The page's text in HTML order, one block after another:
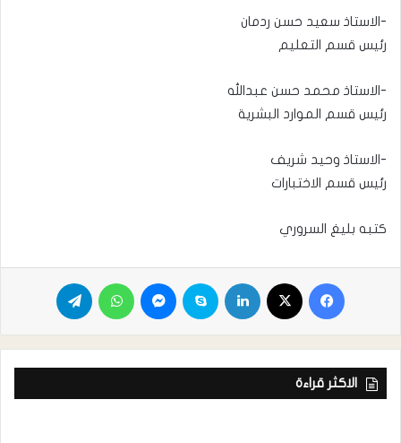
-الاستاذ سعيد حسن ردمان
رئيس قسم التعليم
-الاستاذ محمد حسن عبدالله
رئيس قسم الموارد البشرية
-الاستاذ وحيد شريف
رئيس قسم الاختبارات
كتبه بليغ السروري
الاكثر قراءة